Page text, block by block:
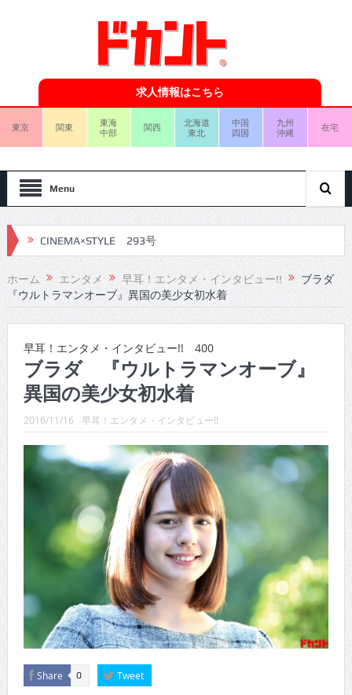
求人情報はこちら
東京 関東
東海
中部
関西
北海道
東北
中国
四国
九州
沖縄
在宅
Menu
CINEMA×STYLE 293号
CINEMA×STYLE 292号
CINEMA×STYLE 291号
CINEMA×STYLE 289号
CINEMA×STYLE 288号
CINEMA×STYLE 287号
CINEMA×STYLE 286号
CINEMA×STYLE 285号
CINEMA×STYLE 294号
ホーム エンタメ 早耳！エンタメ・インタビュー!!
ブラダ
『ウルトラマンオーブ』異国の美少女初水着
早耳！エンタメ・インタビュー!! 400
ブラダ 『ウルトラマンオーブ』
異国の美少女初水着
2016/11/16 早耳！エンタメ・インタビュー!!
Share 0 Tweet